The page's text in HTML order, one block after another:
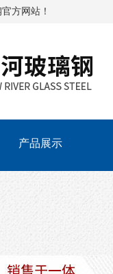
方网站！
产品展示